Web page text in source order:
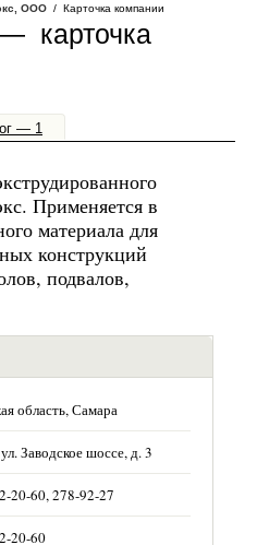
ООО / Карточка компании
карточка
— 1
Применяется в
материала для
конструкций
подвалов,
область, Самара
Заводское шоссе, д. 3
20-60, 278-92-27
20-60